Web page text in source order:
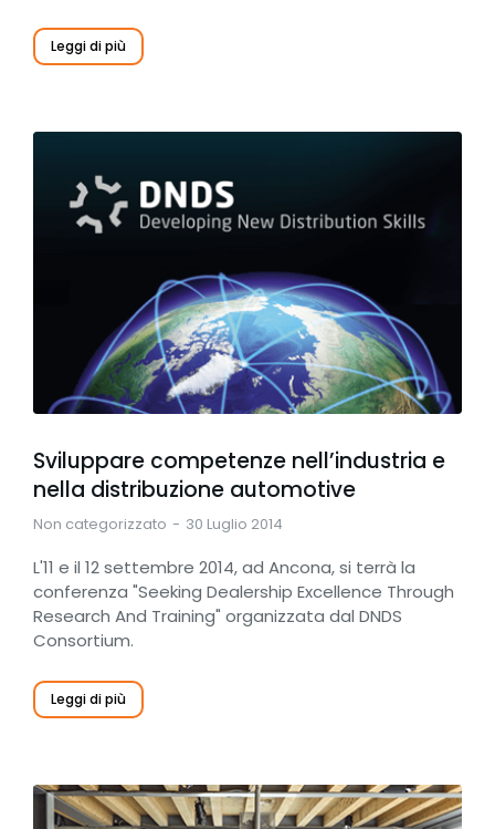
Leggi di più
Sviluppare competenze nell’industria e
nella distribuzione automotive
Non categorizzato 30 Luglio 2014
L'11 e il 12 settembre 2014, ad Ancona, si terrà la
conferenza "Seeking Dealership Excellence Through
Research And Training" organizzata dal DNDS
Consortium.
Leggi di più